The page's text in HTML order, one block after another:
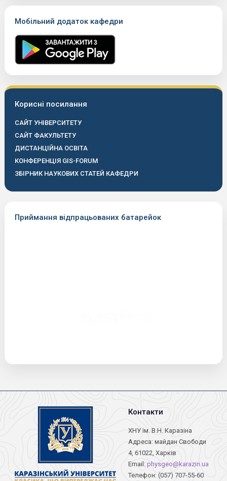
Мобільний додаток кафедри
Корисні посилання
САЙТ УНІВЕРСИТЕТУ
САЙТ ФАКУЛЬТЕТУ
ДИСТАНЦІЙНА ОСВІТА
КОНФЕРЕНЦІЯ GIS-FORUM
ЗБІРНИК НАУКОВИХ СТАТЕЙ КАФЕДРИ
Приймання відпрацьованих батарейок
Контакти
ХНУ ім. В.Н. Каразіна
Адреса: майдан Свободи
4, 61022, Харків
Email: physgeo@karazin.ua
Телефон: (057) 707-55-60